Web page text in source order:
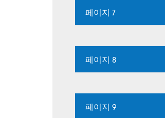
페이지 7
페이지 8
페이지 9